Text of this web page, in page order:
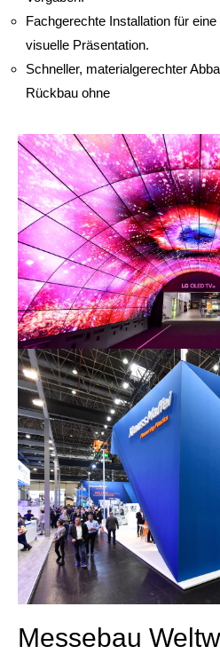
Fachgerechte Installation für
visuelle Präsentation.
Schneller, materialgerechter
Rückbau ohne
Messebau